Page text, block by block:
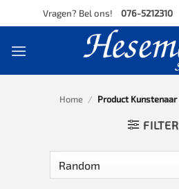
to
Vragen? Bel ons! 076-5212310
Home / Product Kunstenaar
FILTER